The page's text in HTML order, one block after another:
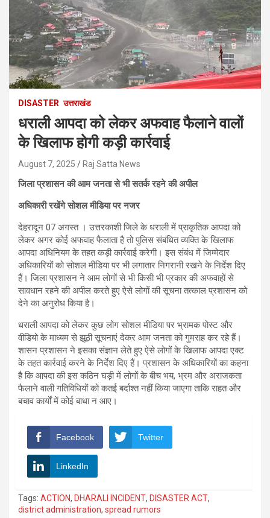
DISASTER उत्तराखंड
धराली आपदा को लेकर अफवाह फैलाने वालों
के खिलाफ होगी कड़ी कार्रवाई
August 7, 2025 Raj Satta News
जिला प्रशासन की आम जनता से भी सतर्क रहने की अपील
अधिकारी रखेंगे सोशल मीडिया पर नजर
देहरादून 07 अगस्त । उत्तरकाशी जिले के धराली में प्राकृतिक आपदा को
लेकर अगर कोई अफवाह फैलाता है तो पुलिस संबंधित व्यक्ति के खिलाफ
आपदा अधिनियम के तहत कड़ी कार्रवाई करेगी। इस संबंध में जिम्मेदार
अधिकारियों को सोशल मीडिया पर भी लगातार निगरानी रखने के निर्देश दिए
हैं। जिला प्रशासन ने आम लोगों से भी किसी भी प्रकार की अफवाहों से
सावधान रहने की अपील करते हुए ऐसे लोगों की सूचना तत्काल प्रशासन को
देने का अनुरोध किया है।
धराली आपदा को लेकर कुछ लोग सोशल मीडिया पर भ्रामक पोस्ट और
वीडियो के माध्यम से झूठी सूचनाएं देकर आम जनता को गुमराह कर रहे हैं।
शासन प्रशासन ने इसका संज्ञान लेते हुए ऐसे लोगों के खिलाफ आपदा एक्ट
के तहत कार्रवाई करने के निर्देश दिए हैं। प्रशासन के अधिकारियों का कहना
है कि आपदा की इस कठिन घड़ी में लोगों के बीच भय, भ्रम और अराजकता
फैलाने वाली गतिविधियों को कतई बर्दाश्त नहीं किया जाएगा ताकि राहत और
बचाव कार्यों में कोई बाधा न आए।
Facebook Twitter
LinkedIn
Tags: ACTION, DHARALI INCIDENT, DISASTER ACT,
district administration, spread rumors